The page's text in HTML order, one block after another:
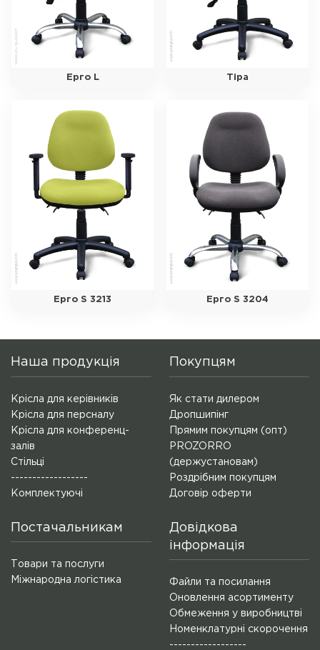
Ерго L Тіра
Ерго S 3213 Ерго S 3204
Наша продукція
Крісла для керівників
Крісла для персналу
Крісла для конференц-
залів
Стільці
------------------
Комплектуючі
Покупцям
Як стати дилером
Дропшипінг
Прямим покупцям (опт)
PROZORRO
(держустановам)
Роздрібним покупцям
Договір оферти
Постачальникам
Товари та послуги
Міжнародна логістика
Довідкова
інформація
Файли та посилання
Оновлення асортименту
Обмеження у виробництві
Номенклатурні скорочення
------------------